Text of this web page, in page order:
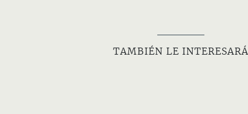
TAMBIÉN LE INTERESARÁ